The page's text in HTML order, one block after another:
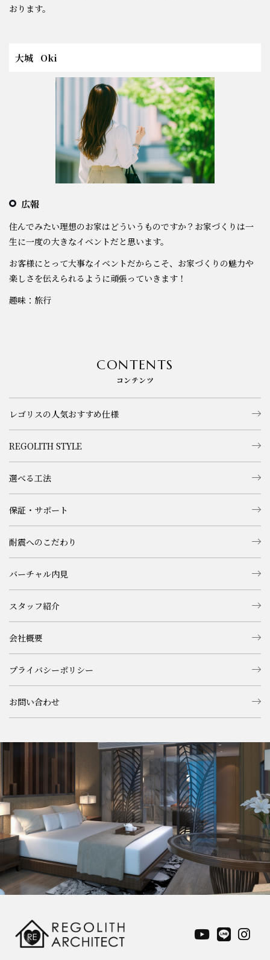
おります。
大城 Oki
広報
住んでみたい理想のお家はどういうものですか？お家づくりは一
生に一度の大きなイベントだと思います。
お客様にとって大事なイベントだからこそ、お家づくりの魅力や
楽しさを伝えられるように頑張っていきます！
趣味：旅行
CONTENTS
コンテンツ
レゴリスの人気おすすめ仕様
REGOLITH STYLE
選べる工法
保証・サポート
耐震へのこだわり
バーチャル内見
スタッフ紹介
会社概要
プライバシーポリシー
お問い合わせ